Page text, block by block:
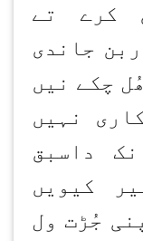
کرے تے
جاندی
چکے نیں
نہیں
داسبق
کیویں
جُڑت ول